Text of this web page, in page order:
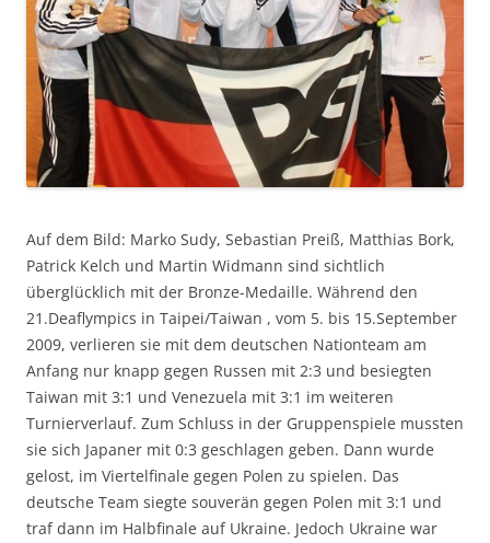
Auf dem Bild: Marko Sudy, Sebastian Preiß, Matthias Bork,
Patrick Kelch und Martin Widmann sind sichtlich
überglücklich mit der Bronze-Medaille. Während den
21.Deaflympics in Taipei/Taiwan , vom 5. bis 15.September
2009, verlieren sie mit dem deutschen Nationteam am
Anfang nur knapp gegen Russen mit 2:3 und besiegten
Taiwan mit 3:1 und Venezuela mit 3:1 im weiteren
Turnierverlauf. Zum Schluss in der Gruppenspiele mussten
sie sich Japaner mit 0:3 geschlagen geben. Dann wurde
gelost, im Viertelfinale gegen Polen zu spielen. Das
deutsche Team siegte souverän gegen Polen mit 3:1 und
traf dann im Halbfinale auf Ukraine. Jedoch Ukraine war